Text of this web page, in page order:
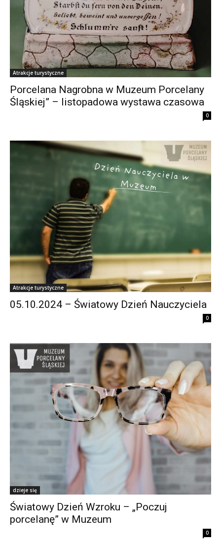
Atrakcje turystyczne
Porcelana Nagrobna w Muzeum Porcelany
Śląskiej” – listopadowa wystawa czasowa
0
Atrakcje turystyczne
05.10.2024 – Światowy Dzień Nauczyciela
0
dzieje się
Światowy Dzień Wzroku – „Poczuj
porcelanę” w Muzeum
0